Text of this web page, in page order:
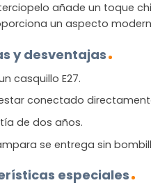
añade un toque
un aspecto
y desventajas
casquillo E27.
conectado
de dos años.
se entrega sin
especiales